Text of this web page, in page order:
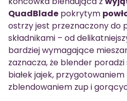
QuadBlade pokrytym
ostrzy jest przeznaczony do
składnikami – od
bardziej wymagające
zaznacza, że blender poradzi
białek jajek,
zblendowaniem zup i